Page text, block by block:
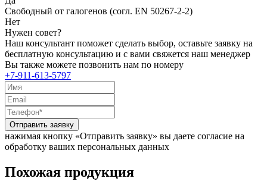
Свободный от галогенов (согл. EN 50267-2-2)
Нет
Нужен совет?
Наш консультант поможет сделать выбор, оставьте заявку на
бесплатную консультацию и с вами свяжется наш менеджер
Вы также можете позвонить нам по номеру
+7-911-613-5797
Отправить заявку
нажимая кнопку «Отправить заявку» вы даете согласие на
обработку ваших персональных данных
Похожая продукция